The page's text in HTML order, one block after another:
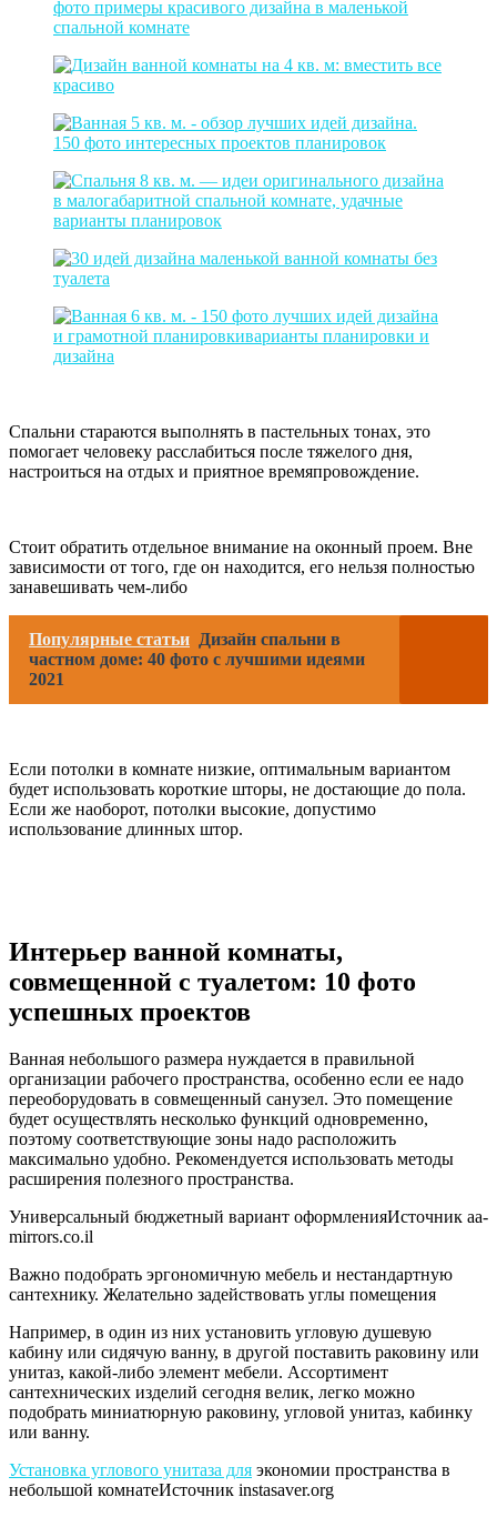
Спальни стараются выполнять в пастельных тонах, это
помогает человеку расслабиться после тяжелого дня,
настроиться на отдых и приятное времяпровождение.
Стоит обратить отдельное внимание на оконный проем. Вне
зависимости от того, где он находится, его нельзя полностью
занавешивать чем-либо
Популярные статьи Дизайн спальни в
частном доме: 40 фото с лучшими идеями
2021
Если потолки в комнате низкие, оптимальным вариантом
будет использовать короткие шторы, не достающие до пола.
Если же наоборот, потолки высокие, допустимо
использование длинных штор.
Интерьер ванной комнаты,
совмещенной с туалетом: 10 фото
успешных проектов
Ванная небольшого размера нуждается в правильной
организации рабочего пространства, особенно если ее надо
переоборудовать в совмещенный санузел. Это помещение
будет осуществлять несколько функций одновременно,
поэтому соответствующие зоны надо расположить
максимально удобно. Рекомендуется использовать методы
расширения полезного пространства.
Универсальный бюджетный вариант оформленияИсточник aa-
mirrors.co.il
Важно подобрать эргономичную мебель и нестандартную
сантехнику. Желательно задействовать углы помещения
Например, в один из них установить угловую душевую
кабину или сидячую ванну, в другой поставить раковину или
унитаз, какой-либо элемент мебели. Ассортимент
сантехнических изделий сегодня велик, легко можно
подобрать миниатюрную раковину, угловой унитаз, кабинку
или ванну.
Установка углового унитаза для экономии пространства в
небольшой комнатеИсточник instasaver.org